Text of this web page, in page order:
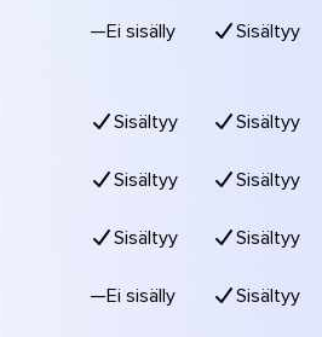
—Ei sisälly Sisältyy
Sisältyy Sisältyy
Sisältyy Sisältyy
Sisältyy Sisältyy
—Ei sisälly Sisältyy